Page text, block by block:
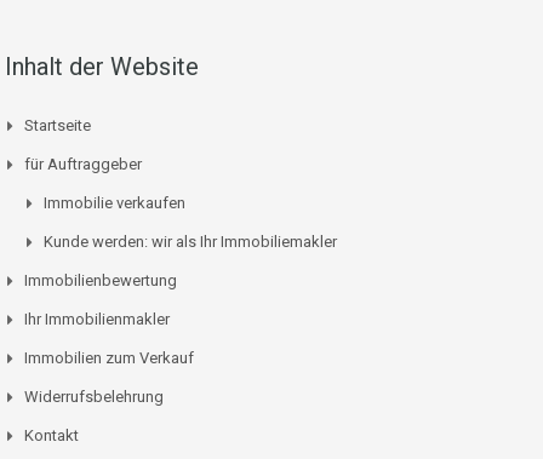
Inhalt der Website
Startseite
für Auftraggeber
Immobilie verkaufen
Kunde werden: wir als Ihr Immobiliemakler
Immobilienbewertung
Ihr Immobilienmakler
Immobilien zum Verkauf
Widerrufsbelehrung
Kontakt